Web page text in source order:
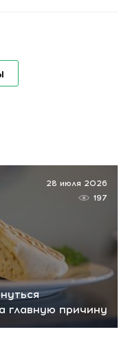
главную причину
28 июля 2026
197